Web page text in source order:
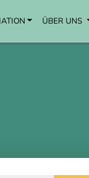
ÜBER UNS